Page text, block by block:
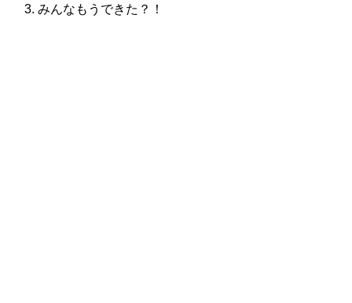
みんなもうできた？！